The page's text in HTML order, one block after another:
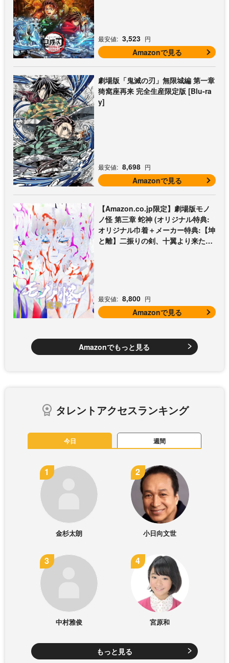
最安値: 3,523 円
Amazonで見る
劇場版「鬼滅の刃」無限城編 第一章
猗窩座再来 完全生産限定版 [Blu-ra
y]
最安値: 8,698 円
Amazonで見る
【Amazon.co.jp限定】劇場版モノ
ノ怪 第三章 蛇神 (オリジナル特典:
オリジナル巾着＋メーカー特典:【坤
と離】二振りの剣、十翼より来た
最安値: 8,800 円
Amazonで見る
Amazonでもっと見る
タレントアクセスランキング
今日 週間
金杉太朗 小日向文世
中村雅俊 宮原和
もっと見る